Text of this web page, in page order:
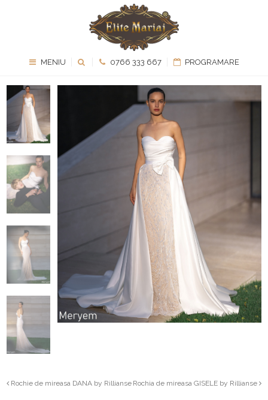
MENIU 0766 333 667 PROGRAMARE
Rochie de mireasa DANA by Rillianse Rochia de mireasa GISELE by Rillianse